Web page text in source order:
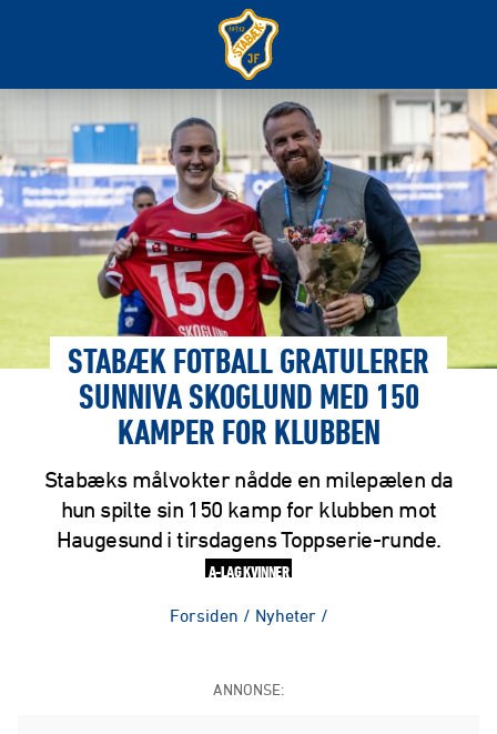
STABÆK FOTBALL GRATULERER
SUNNIVA SKOGLUND MED 150
KAMPER FOR KLUBBEN
Stabæks målvokter nådde en milepælen da
hun spilte sin 150 kamp for klubben mot
Haugesund i tirsdagens Toppserie-runde.
A-LAG KVINNER
Forsiden / Nyheter /
ANNONSE: